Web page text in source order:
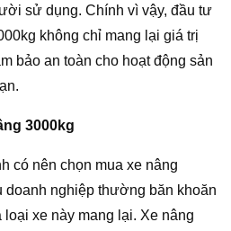
sử dụng. Chính vì vậy, đầu tư
không chỉ mang lại giá trị
bảo an toàn cho hoạt động sản
3000kg
có nên chọn mua xe nâng
doanh nghiệp thường băn khoăn
xe này mang lại. Xe nâng